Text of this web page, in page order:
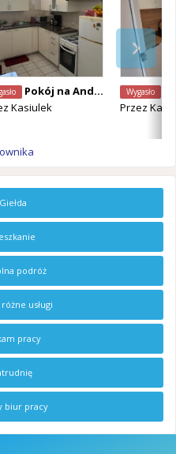
Pokój na Anderlecht
Kasiulek
Wygasło
Przez
Giełda
podróż
usługi
pracy
biur pracy